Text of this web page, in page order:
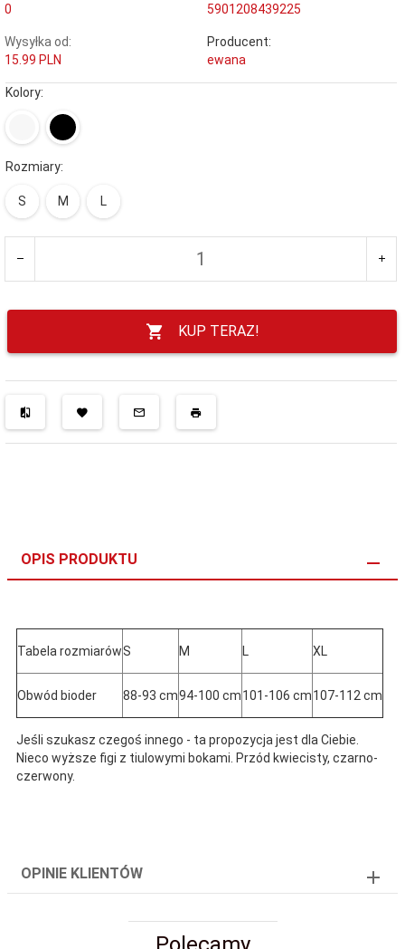
0
5901208439225
Wysyłka od:
15.99 PLN
Producent:
ewana
Kolory:
Rozmiary:
S M L
KUP TERAZ!
OPIS PRODUKTU
Tabela rozmiarówS M L XL
Obwód bioder 88-93 cm94-100 cm101-106 cm107-112 cm
Jeśli szukasz czegoś innego - ta propozycja jest dla Ciebie.
Nieco wyższe figi z tiulowymi bokami. Przód kwiecisty, czarno-
czerwony.
OPINIE KLIENTÓW